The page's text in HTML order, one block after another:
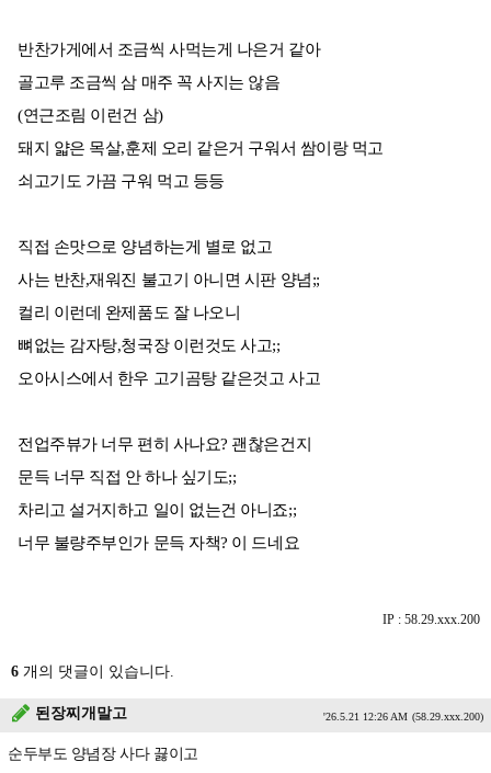
반찬가게에서 조금씩 사먹는게 나은거 같아
골고루 조금씩 삼 매주 꼭 사지는 않음
(연근조림 이런건 삼)
돼지 얇은 목살,훈제 오리 같은거 구워서 쌈이랑 먹고
쇠고기도 가끔 구워 먹고 등등
직접 손맛으로 양념하는게 별로 없고
사는 반찬,재워진 불고기 아니면 시판 양념;;
컬리 이런데 완제품도 잘 나오니
뼈없는 감자탕,청국장 이런것도 사고;;
오아시스에서 한우 고기곰탕 같은것고 사고
전업주뷰가 너무 편히 사나요? 괜찮은건지
문득 너무 직접 안 하나 싶기도;;
차리고 설거지하고 일이 없는건 아니죠;;
너무 불량주부인가 문득 자책? 이 드네요
IP : 58.29.xxx.200
6 개의 댓글이 있습니다.
된장찌개말고 '26.5.21 12:26 AM (58.29.xxx.200)
순두부도 양념장 사다 끓이고